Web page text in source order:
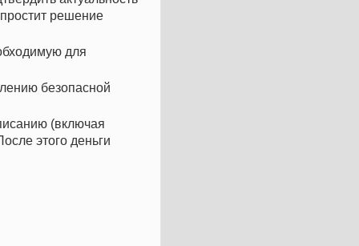
решение
для
безопасной
(включая
этого деньги